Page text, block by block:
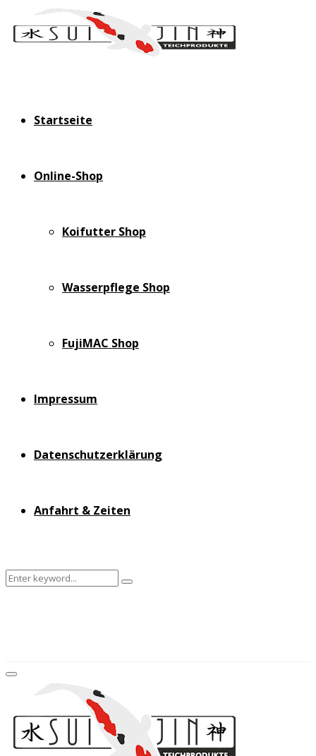
Startseite
Online-Shop
Koifutter Shop
Wasserpflege Shop
FujiMAC Shop
Impressum
Datenschutzerklärung
Anfahrt & Zeiten
Search
Search
Primary
Menu